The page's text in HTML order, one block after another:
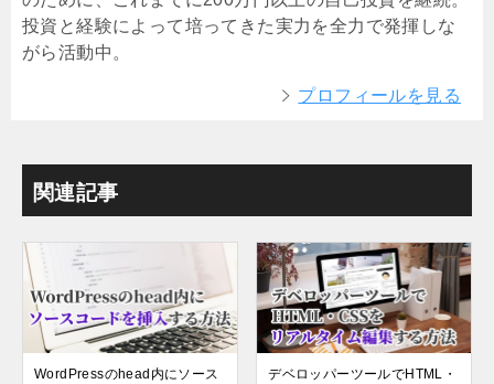
投資と経験によって培ってきた実力を全力で発揮しな
がら活動中。
プロフィールを見る
関連記事
WordPressのhead内にソース
デベロッパーツールでHTML・